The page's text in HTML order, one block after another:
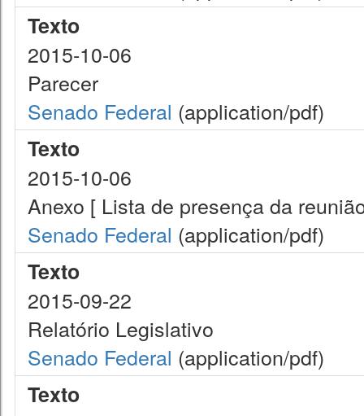
Texto
2015-10-06
Parecer
Senado Federal (application/pdf)
Texto
2015-10-06
Anexo [ Lista de presença da
Senado Federal (application/pdf)
Texto
2015-09-22
Relatório Legislativo
Senado Federal (application/pdf)
Texto